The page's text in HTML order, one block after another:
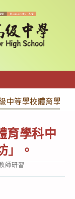
中等學校體育學科
育學科中
」。
師研習